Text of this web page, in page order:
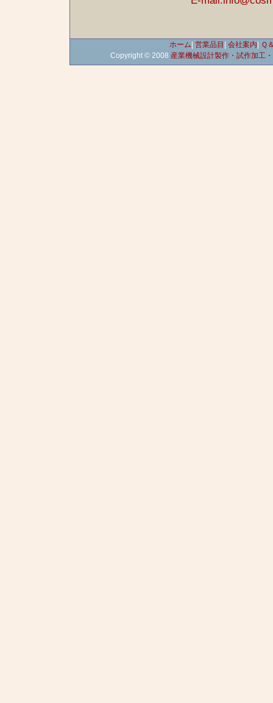
ホーム 営業品目 会社案内
Ｑ
Copyright © 2008 産業機械設計製作・試作加工